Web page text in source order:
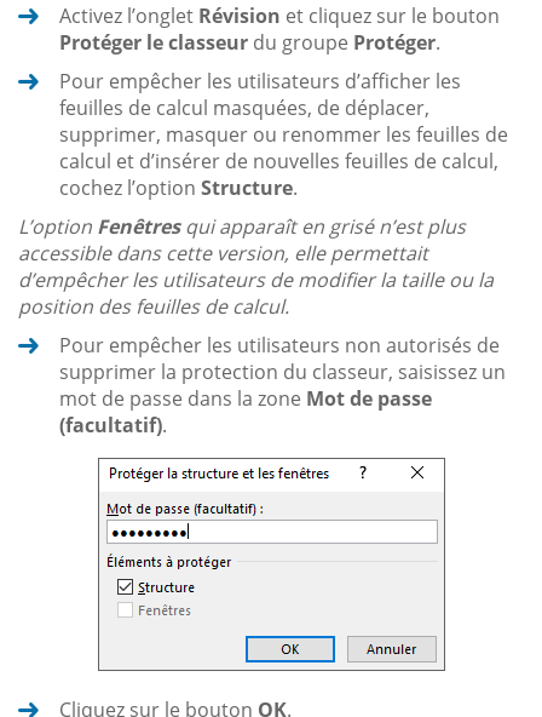
Activez l’onglet Révision et cliquez sur le bouton
Protéger le classeur du groupe Protéger.
Pour empêcher les utilisateurs d’afficher les
feuilles de calcul masquées, de déplacer,
supprimer, masquer ou renommer les feuilles de
calcul et d’insérer de nouvelles feuilles de calcul,
cochez l’option Structure.
L’option Fenêtresqui apparaît en grisé n’est plus
accessible dans cette version, elle permettait
d’empêcher les utilisateurs de modifier la taille ou la
position des feuilles de calcul.
Pour empêcher les utilisateurs non autorisés de
supprimer la protection du classeur, saisissez un
mot de passe dans la zone Mot de passe
(facultatif).
Cliquez sur le bouton OK.